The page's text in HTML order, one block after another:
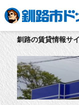
釧路の賃貸情報サ